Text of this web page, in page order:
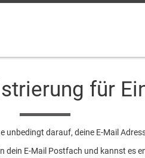
für
darauf, deine E-Mail
E-Mail Postfach und kannst es